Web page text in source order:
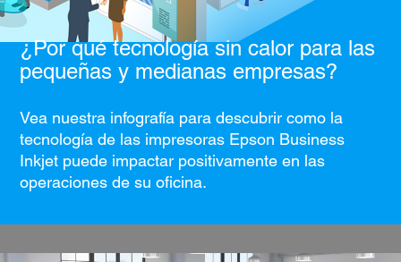
¿Por qué tecnología sin calor para las
pequeñas y medianas empresas?
Vea nuestra infografía para descubrir como la
tecnología de las impresoras Epson Business
Inkjet puede impactar positivamente en las
operaciones de su oficina.